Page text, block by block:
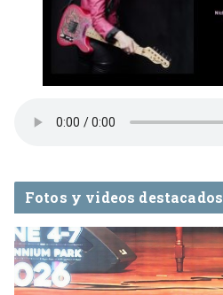
Fotos y videos destacados